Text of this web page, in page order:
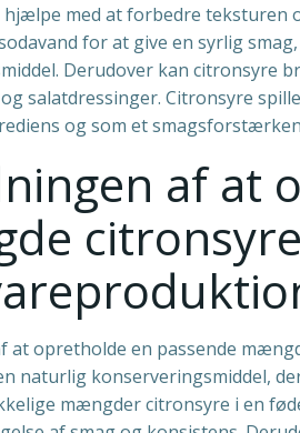
med at forbedre
for at give en syrlig
Derudover kan citronsyre
salatdressinger. Citronsyre
og som et
af at
at opretholde en passende
naturlig konserveringsmiddel,
mængder citronsyre i en